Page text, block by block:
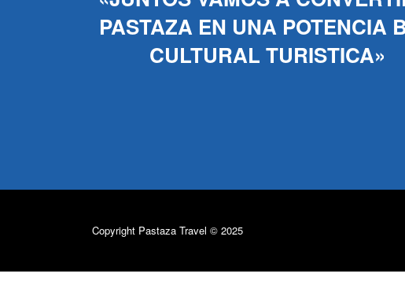
PASTAZA EN UNA POTENCIA
CULTURAL TURISTICA»
Copyright Pastaza Travel © 2025